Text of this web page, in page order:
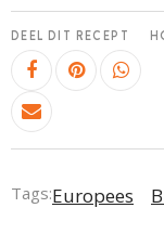
DEEL DIT RECEPT
Tags:Europees